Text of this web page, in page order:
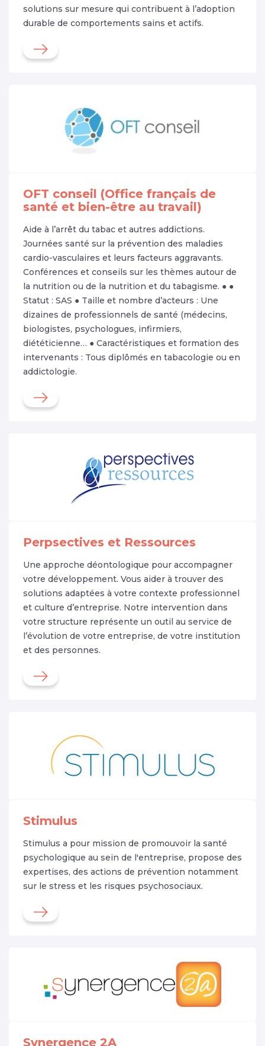
solutions sur mesure qui contribuent à l’adoption
durable de comportements sains et actifs.
OFT conseil (Office français de
santé et bien-être au travail)
Aide à l’arrêt du tabac et autres addictions.
Journées santé sur la prévention des maladies
cardio-vasculaires et leurs facteurs aggravants.
Conférences et conseils sur les thèmes autour de
la nutrition ou de la nutrition et du tabagisme. ● ●
Statut : SAS ● Taille et nombre d’acteurs : Une
dizaines de professionnels de santé (médecins,
biologistes, psychologues, infirmiers,
diététicienne… ● Caractéristiques et formation des
intervenants : Tous diplômés en tabacologie ou en
addictologie.
Perpsectives et Ressources
Une approche déontologique pour accompagner
votre développement. Vous aider à trouver des
solutions adaptées à votre contexte professionnel
et culture d’entreprise. Notre intervention dans
votre structure représente un outil au service de
l’évolution de votre entreprise, de votre institution
et des personnes.
Stimulus
Stimulus a pour mission de promouvoir la santé
psychologique au sein de l'entreprise, propose des
expertises, des actions de prévention notamment
sur le stress et les risques psychosociaux.
Synergence 2A